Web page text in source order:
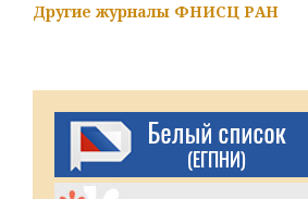
Другие журналы ФНИСЦ РАН